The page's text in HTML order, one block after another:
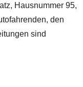
Hausnummer 95,
den
sind